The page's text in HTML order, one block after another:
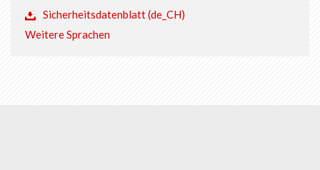
Sicherheitsdatenblatt (de_CH)
Weitere Sprachen